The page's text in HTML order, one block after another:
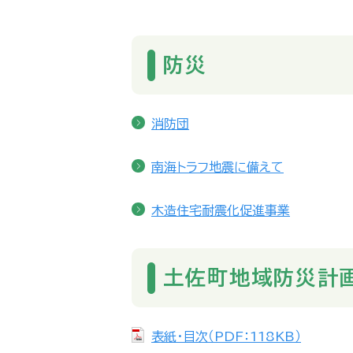
防災
消防団
南海トラフ地震に備えて
木造住宅耐震化促進事業
土佐町地域防災計
表紙・目次（PDF：118KB）